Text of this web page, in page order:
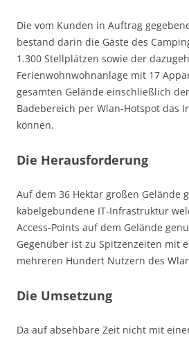
Die vom Kunden in Auftrag
bestand darin die Gäste des
1.300 Stellplätzen sowie der
Ferienwohnwohnanlage mit 17
gesamten Gelände einschließlich
Badebereich per Wlan-Hotspot das
können.
Die Herausforderung
Auf dem 36 Hektar großen Gelände
kabelgebundene IT-Infrastruktur
Access-Points auf dem Gelände
Gegenüber ist zu Spitzenzeiten mit
mehreren Hundert Nutzern des
Die Umsetzung
Da auf absehbare Zeit nicht mit